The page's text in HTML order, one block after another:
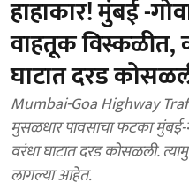
हाहाकार! मुंबई -
वाहतूक
घाटात दरड
Mumbai-Goa Highway
मुसळधार पावसाचा फटका
वरंधा घाटात दरड कोसळली.
लागल्या आहेत.